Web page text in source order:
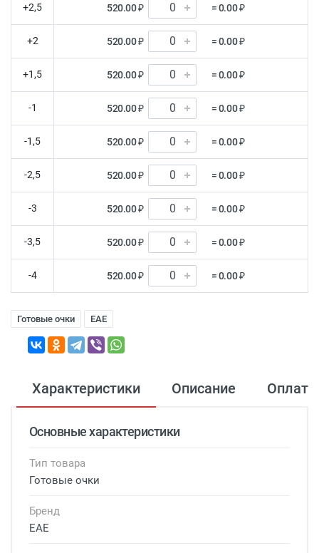
+2,5 520.00 ₽ = 0.00 ₽
+2 520.00 ₽ = 0.00 ₽
+1,5 520.00 ₽ = 0.00 ₽
-1 520.00 ₽ = 0.00 ₽
-1,5 520.00 ₽ = 0.00 ₽
-2,5 520.00 ₽ = 0.00 ₽
-3 520.00 ₽ = 0.00 ₽
-3,5 520.00 ₽ = 0.00 ₽
-4 520.00 ₽ = 0.00 ₽
Готовые очки EAE
Характеристики Описание Оплата
Основные характеристики
Тип товара
Готовые очки
Бренд
EAE